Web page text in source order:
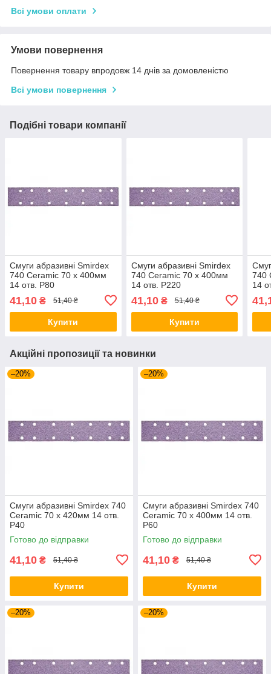
Всі умови оплати
Умови повернення
Повернення товару впродовж 14 днів за домовленістю
Всі умови повернення
Подібні товари компанії
Смуги абразивні Smirdex
740 Ceramic 70 x 400мм
14 отв. P80
41,10 ₴ 51,40 ₴
Купити
Смуги абразивні Smirdex
740 Ceramic 70 x 400мм
14 отв. P220
41,10₴ 51,40 ₴
Купити
740
14
Акційні пропозиції та новинки
–20%
Смуги абразивні Smirdex 740
Ceramic 70 x 420мм 14 отв.
P40
Готово до відправки
41,10 ₴ 51,40 ₴
Купити
–20%
Смуги абразивні Smirdex 740
Ceramic 70 x 400мм 14 отв.
Р60
Готово до відправки
41,10 ₴ 51,40 ₴
Купити
–20% –20%